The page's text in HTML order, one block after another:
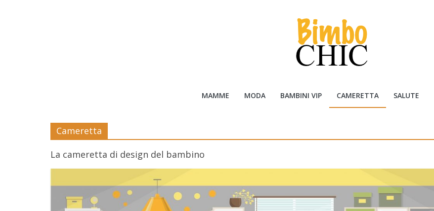
News
News
mamme,
spettacolo
news
MAMME MODA BAMBINI VIP CAMERETTA SALUTE
Cameretta
La cameretta di design del bambino